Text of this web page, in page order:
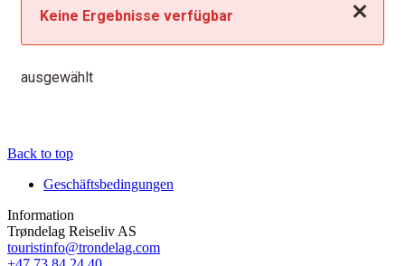
Schließen
Keine Ergebnisse verfügbar
ausgewählt
Back to top
Geschäftsbedingungen
Information
Trøndelag Reiseliv AS
touristinfo@trondelag.com